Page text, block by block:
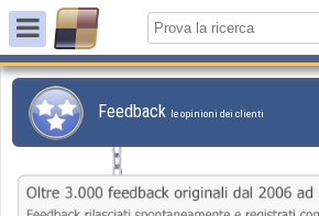
Feedback le opinioni dei clienti